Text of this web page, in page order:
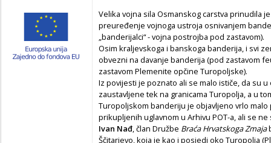
Velika vojna sila Osmanskog carstva prinudila
preuređenje vojnoga ustroja osnivanjem
„banderijalci“ - vojna postrojba pod zastavom).
Osim kraljevskoga i banskoga banderija, i svi
obvezni na davanje banderija (pod zastavom
zastavom Plemenite opčine Turopoljske).
Iz povijesti je poznato ali se malo ističe, da su
zaustavljene tek na granicama Turopolja, a u
Turopoljskom banderiju je objavljeno vrlo malo
prikupljenih uglavnom u Arhivu POT-a, ali se
Ivan Nađ, član Družbe Braća Hrvatskoga Zmaja
Ščitarjevo, koja je kao i posjedi oko Turopolja